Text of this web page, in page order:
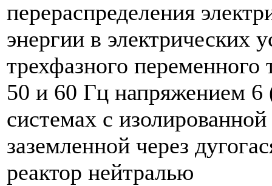
перераспределения
энергии в электрических
трехфазного переменного
50 и 60 Гц напряжением 6
системах с
заземленной через
реактор нейтралью